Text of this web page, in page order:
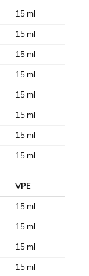
15 ml
15 ml
15 ml
15 ml
15 ml
15 ml
15 ml
15 ml
VPE
15 ml
15 ml
15 ml
15 ml